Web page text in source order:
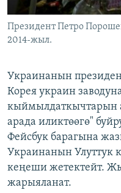
Президент Петро
2014-жыл.
Украинанын
Корея украин
кыймылдаткычтарын
арада иликтөөгө"
Фейсбук барагына
Украинанын Улуттук
кеңеши жетектейт.
жарыяланат.